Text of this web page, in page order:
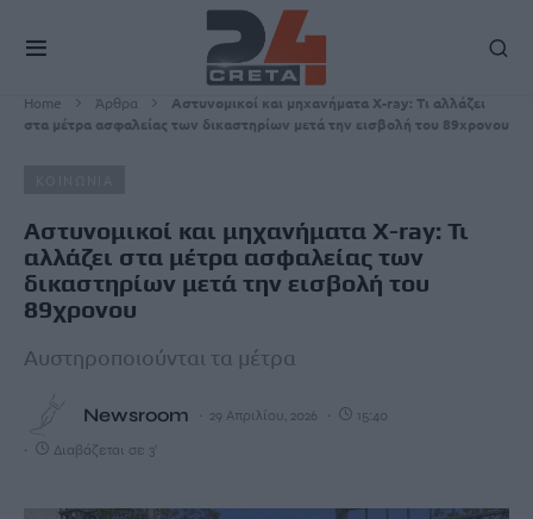
Home Άρθρα
Αστυνομικοί και μηχανήματα X-ray: Τι αλλάζει
στα μέτρα ασφαλείας των δικαστηρίων μετά την εισβολή του 89χρονου
Αστυνομικοί και μηχανήματα X-ray: Τι
αλλάζει στα μέτρα ασφαλείας των
δικαστηρίων μετά την εισβολή του
89χρονου
Αυστηροποιούνται τα μέτρα
Newsroom 29 Απριλίου, 2026 15:40
Διαβάζεται σε 3'